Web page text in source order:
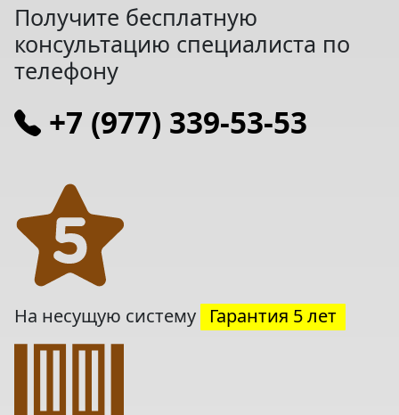
Получите бесплатную
консультацию специалиста по
телефону
+7 (977) 339-53-53
На несущую систему Гарантия 5 лет